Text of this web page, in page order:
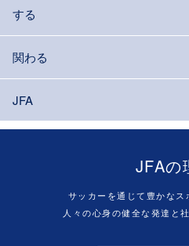
する
関わる
JFA
JFAの
サッカーを通じて豊かなス
人々の心身の健全な発達と